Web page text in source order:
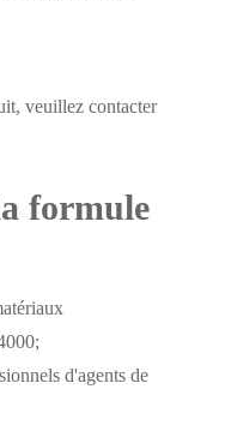
veuillez contacter
formule
d'agents de